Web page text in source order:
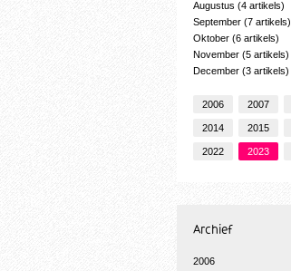
Augustus (4 artikels)
September (7 artikels)
Oktober (6 artikels)
November (5 artikels)
December (3 artikels)
2006 2007
2014 2015
2022 2023
Archief
2006